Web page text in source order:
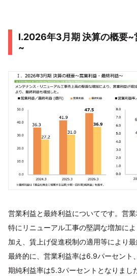
I.2026年3月期 決算の概要~
~
営業利益と最終利益についてです。営業
特にリニューアル工事の堅調な増加に
加え、賃上げ促進税制の適用等により最
最終的に、営業利益率は6.9パーセント
期純利益率は5.3パーセントとなりまし